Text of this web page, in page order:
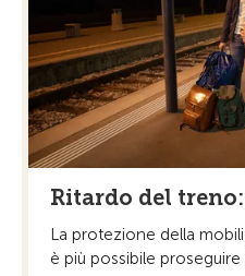
Ritardo del
La protezione della
è più possibile proseguire